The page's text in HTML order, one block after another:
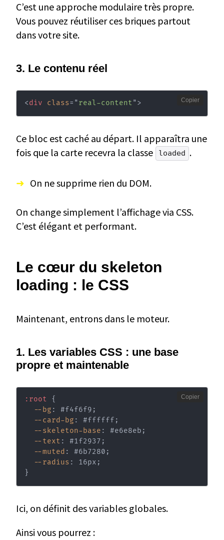
C’est une approche modulaire très propre.
Vous pouvez réutiliser ces briques partout
dans votre site.
3. Le contenu réel
<div class= "real-content"> Copier
Ce bloc est caché au départ. Il apparaîtra une
fois que la carte recevra la classe
loaded .
On ne supprime rien du DOM.
On change simplement l’affichage via CSS.
C’est élégant et performant.
Le cœur du skeleton
loading : le CSS
Maintenant, entrons dans le moteur.
1. Les variables CSS : une base
propre et maintenable
:root
{
--bg : #f4f6f9 ;
--card-bg : #ffffff ;
--skeleton-base : #e6e8eb ;
--text : #1f2937 ;
--muted : #6b7280 ;
--radius : 16px ;
}
Copier
Ici, on définit des variables globales.
Ainsi vous pourrez :